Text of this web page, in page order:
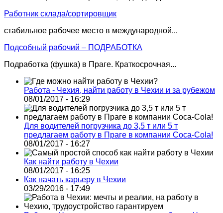
Работник склада/сортировщик
стабильное рабочее место в международной...
Подсобный рабочий – ПОДРАБОТКА
Подработка (фушка) в Праге. Краткосрочная...
Работа - Чехия, найти работу в Чехии и за рубежом
08/01/2017 - 16:29
Для водителей погрузчика до 3,5 т или 5 т
предлагаем работу в Праге в компании Coca-Cola!
08/01/2017 - 16:27
Как найти работу в Чехии
08/01/2017 - 16:25
Как начать карьеру в Чехии
03/29/2016 - 17:49